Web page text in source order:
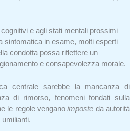
e agli stati mentali prossimi
sintomatica in esame, molti esperti
condotta possa riflettere un
e consapevolezza morale.
centrale sarebbe la mancanza di
di rimorso, fenomeni fondati sulla
le regole venganoimposte da autorità